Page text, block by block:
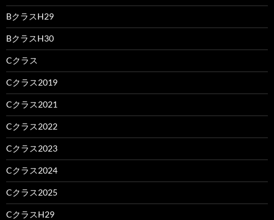
BクラスH29
BクラスH30
Cクラス
Cクラス2019
Cクラス2021
Cクラス2022
Cクラス2023
Cクラス2024
Cクラス2025
CクラスH29